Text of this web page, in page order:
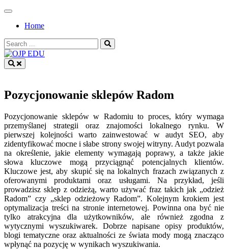
Skip
contentHome
Search
for:
Pozycjonowanie sklepów Radom
Pozycjonowanie sklepów w Radomiu to proces, który wymaga
przemyślanej strategii oraz znajomości lokalnego rynku. W
pierwszej kolejności warto zainwestować w audyt SEO, aby
zidentyfikować mocne i słabe strony swojej witryny. Audyt pozwala
na określenie, jakie elementy wymagają poprawy, a także jakie
słowa kluczowe mogą przyciągnąć potencjalnych klientów.
Kluczowe jest, aby skupić się na lokalnych frazach związanych z
oferowanymi produktami oraz usługami. Na przykład, jeśli
prowadzisz sklep z odzieżą, warto używać fraz takich jak „odzież
Radom” czy „sklep odzieżowy Radom”. Kolejnym krokiem jest
optymalizacja treści na stronie internetowej. Powinna ona być nie
tylko atrakcyjna dla użytkowników, ale również zgodna z
wytycznymi wyszukiwarek. Dobrze napisane opisy produktów,
blogi tematyczne oraz aktualności ze świata mody mogą znacząco
wpłynąć na pozycję w wynikach wyszukiwania.